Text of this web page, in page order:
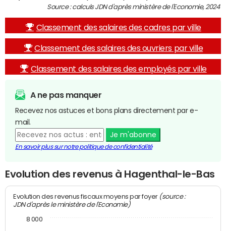
Source : calculs JDN d'après ministère de l'Economie, 2024
Classement des salaires des cadres par ville
Classement des salaires des ouvriers par ville
Classement des salaires des employés par ville
A ne pas manquer
Recevez nos astuces et bons plans directement par e-
mail.
Je m'abonne
En savoir plus sur notre politique de confidentialité
Evolution des revenus à Hagenthal-le-Bas
Evolution des revenus fiscaux moyens par foyer (source :
JDN d'après le ministère de l'Economie)
8 000